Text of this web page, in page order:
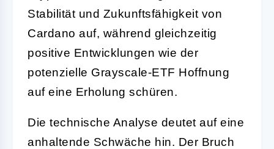
Stabilität und Zukunftsfähigkeit von
Cardano auf, während gleichzeitig
positive Entwicklungen wie der
potenzielle Grayscale-ETF Hoffnung
auf eine Erholung schüren.
Die technische Analyse deutet auf eine
anhaltende Schwäche hin. Der Bruch